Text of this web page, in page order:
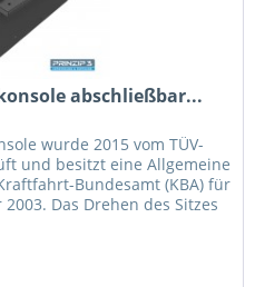
abschließbar...
wurde 2015 vom TÜV-
und besitzt eine Allgemeine
Bundesamt (KBA) für
Das Drehen des Sitzes